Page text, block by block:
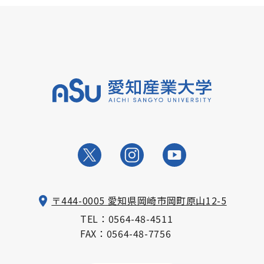
〒444-0005 愛知県岡崎市岡町原山12-5
TEL： 0564-48-4511
FAX：0564-48-7756